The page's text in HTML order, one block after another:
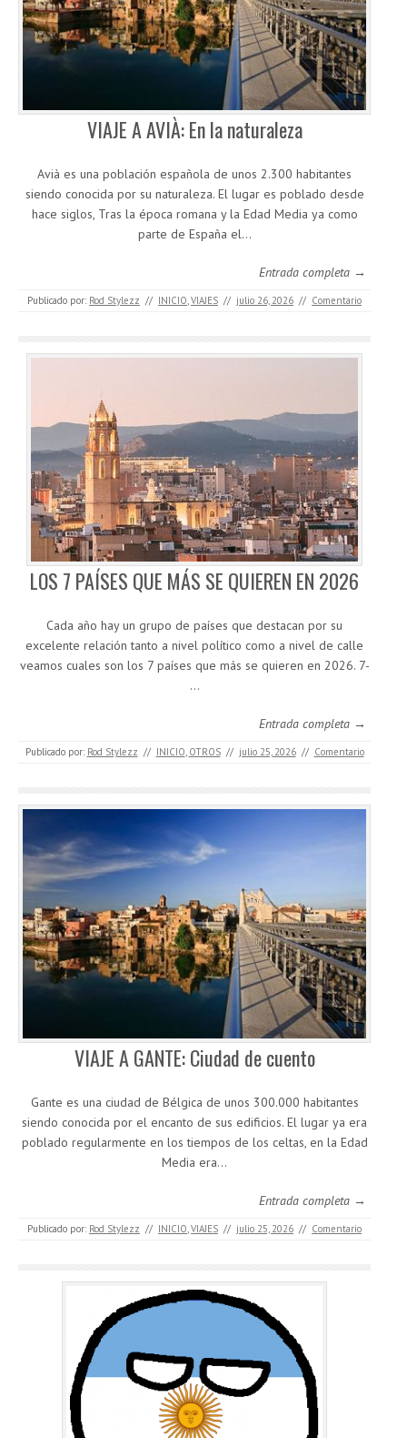
VIAJE A AVIÀ: En la naturaleza
Avià es una población española de unos 2.300 habitantes
siendo conocida por su naturaleza. El lugar es poblado desde
hace siglos, Tras la época romana y la Edad Media ya como
parte de España el…
Entrada completa →
Publicado por: Rod Stylezz // INICIO VIAJES // julio 26, 2026 // Comentario
LOS 7 PAÍSES QUE MÁS SE QUIEREN EN 2026
Cada año hay un grupo de países que destacan por su
excelente relación tanto a nivel político como a nivel de calle
veamos cuales son los 7 países que más se quieren en 2026. 7-
…
Entrada completa →
Publicado por: Rod Stylezz // INICIO OTROS // julio 25, 2026 // Comentario
VIAJE A GANTE: Ciudad de cuento
Gante es una ciudad de Bélgica de unos 300.000 habitantes
siendo conocida por el encanto de sus edificios. El lugar ya era
poblado regularmente en los tiempos de los celtas, en la Edad
Media era…
Entrada completa →
Publicado por: Rod Stylezz // INICIO,VIAJES // julio 25, 2026 // Comentario